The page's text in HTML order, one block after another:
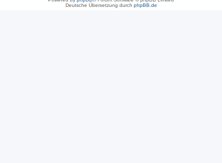
Deutsche Übersetzung durch phpBB.de